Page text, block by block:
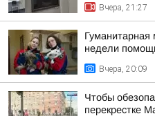
Вчера, 21:27
недели
Вчера, 20:09
Чтобы
перекрестке